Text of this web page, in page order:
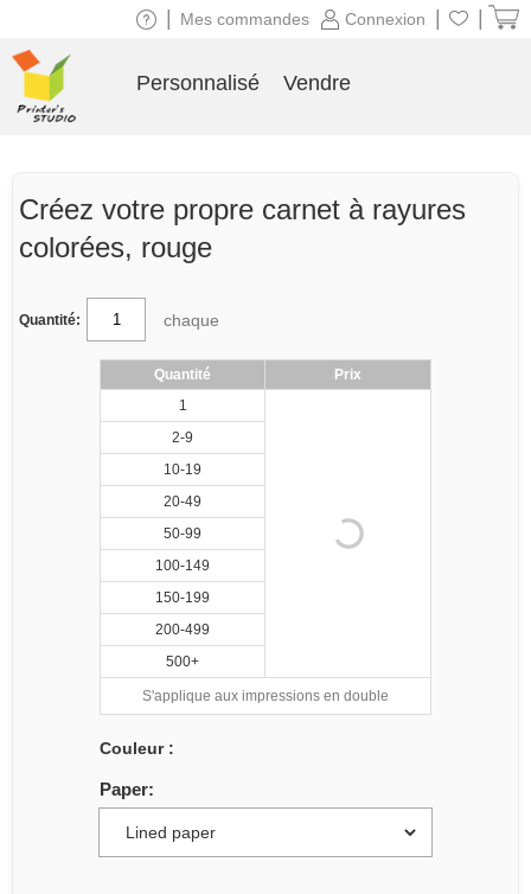
Créez votre propre carnet à rayures
colorées, rouge
Quantité: chaque
Quantité
Prix
1
2-9
10-19
20-49
50-99
100-149
150-199
200-499
500+
S'applique aux impressions en double
Couleur :
Paper:
Connexion
Mes commandes
Personnalisé Vendre